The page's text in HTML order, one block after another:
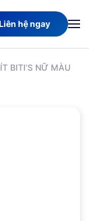
hệ ngay
BITI’S NỮ MÀU